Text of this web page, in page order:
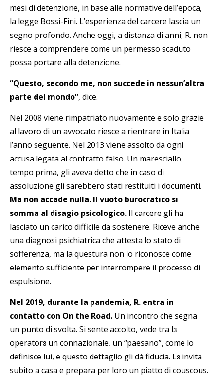
mesi di detenzione, in base alle normative dell’epoca,
la legge Bossi-Fini. L’esperienza del carcere lascia un
segno profondo. Anche oggi, a distanza di anni, R. non
riesce a comprendere come un permesso scaduto
possa portare alla detenzione.
“Questo, secondo me, non succede in nessun’altra
parte del mondo”, dice.
Nel 2008 viene rimpatriato nuovamente e solo grazie
al lavoro di un avvocato riesce a rientrare in Italia
l’anno seguente. Nel 2013 viene assolto da ogni
accusa legata al contratto falso. Un maresciallo,
tempo prima, gli aveva detto che in caso di
assoluzione gli sarebbero stati restituiti i documenti.
Ma non accade nulla. Il vuoto burocratico si
somma al disagio psicologico. Il carcere gli ha
lasciato un carico difficile da sostenere. Riceve anche
una diagnosi psichiatrica che attesta lo stato di
sofferenza, ma la questura non lo riconosce come
elemento sufficiente per interrompere il processo di
espulsione.
Nel 2019, durante la pandemia, R. entra in
contatto con On the Road. Un incontro che segna
un punto di svolta. Si sente accolto, vede tra lɜ
operatorɜ un connazionale, un “paesano”, come lo
definisce lui, e questo dettaglio gli dà fiducia. Lɜ invita
subito a casa e prepara per loro un piatto di couscous.